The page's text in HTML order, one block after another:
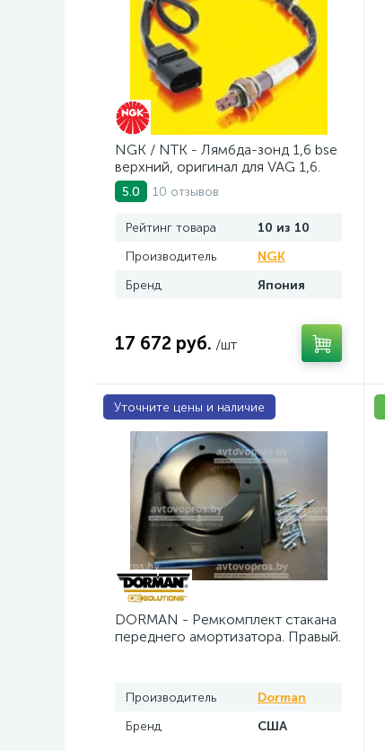
NGK / NTK - Лямбда-зонд 1,6 bse
верхний, оригинал для VAG 1,6.
Арт. AV2016BSE
5.0 10 отзывов
Рейтинг товара
10 из 10
Производитель
NGK
Бренд
Япония
17 672 руб. /шт
Уточните цены и наличие
DORMAN - Ремкомплект стакана
переднего амортизатора. Правый.
Производитель
Dorman
Бренд
США